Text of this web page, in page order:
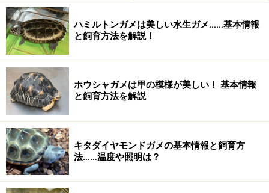
モロクトカゲの特徴
よく知られた特徴で、全身の棘に小さな溝があり、その
溝がすべて口角につながっていて、体についた水をすべ
て無駄にせず飲む、というシステムがあります。
これに関して、夜間に冷えた体に朝方に水滴が結露して
それを飲んでいるという説がありますが、これは証明は
されていないようです。何よりも、それくらいの温度で
ハミルトンガメは美しい水生ガメ……基本情報
と飼育方法を解説！
ホウシャガメは甲の模様が美しい！ 基本情報
と飼育方法を解説
キタダイヤモンドガメの基本情報と飼育方
法……温度や照明は？